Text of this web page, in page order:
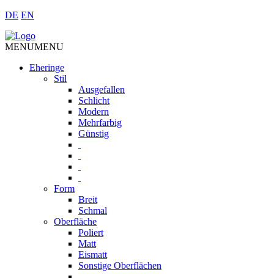
DE EN
MENUMENU
Eheringe
Stil
Ausgefallen
Schlicht
Modern
Mehrfarbig
Günstig
Form
Breit
Schmal
Oberfläche
Poliert
Matt
Eismatt
Sonstige Oberflächen